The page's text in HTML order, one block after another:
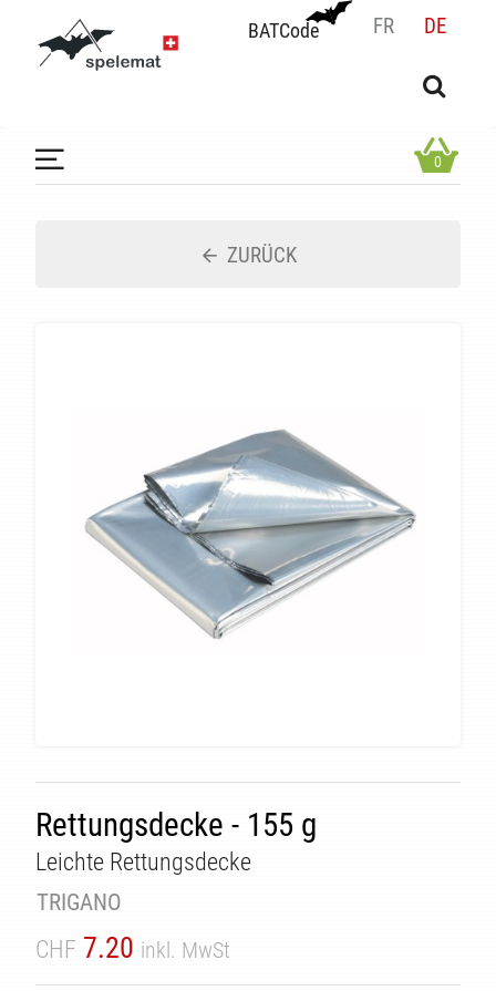
BATCode FR DE
BATCode
OK
0
ZURÜCK
Rettungsdecke - 155 g
Leichte Rettungsdecke
TRIGANO
CHF 7.20 inkl. MwSt